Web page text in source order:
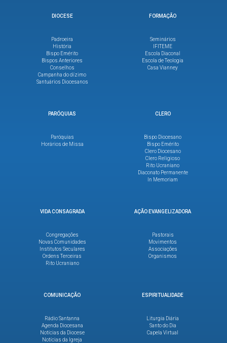
DIOCESE
Padroeira
História
Bispo Emérito
Bispos Anteriores
Conselhos
Campanha do dízimo
Santuários Diocesanos
FORMAÇÃO
Seminários
IFITEME
Escola Diaconal
Escola de Teologia
Casa Vianney
PARÓQUIAS
Paróquias
Horários de Missa
CLERO
Bispo Diocesano
Bispo Emérito
Clero Diocesano
Clero Religioso
Rito Ucraniano
Diaconato Permanente
In Memoriam
VIDA CONSAGRADA
Congregações
Novas Comunidades
Institutos Seculares
Ordens Terceiras
Rito Ucraniano
AÇÃO EVANGELIZADORA
Pastorais
Movimentos
Associações
Organismos
COMUNICAÇÃO
Rádio Santanna
Agenda Diocesana
Notícias da Diocese
Notícias da Igreja
ESPIRITUALIDADE
Liturgia Diária
Santo do Dia
Capela Virtual